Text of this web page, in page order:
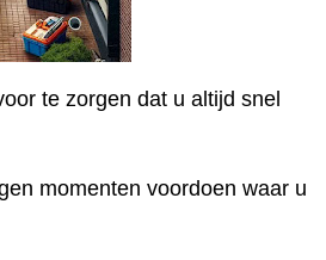
te zorgen dat u altijd snel
momenten voordoen waar u